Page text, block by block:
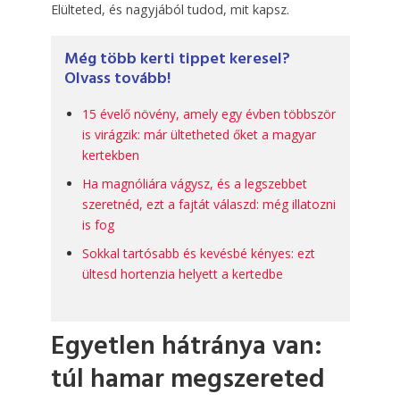
Elülteted, és nagyjából tudod, mit kapsz.
Még több kerti tippet keresel?
Olvass tovább!
15 évelő növény, amely egy évben többször
is virágzik: már ültetheted őket a magyar
kertekben
Ha magnóliára vágysz, és a legszebbet
szeretnéd, ezt a fajtát válaszd: még illatozni
is fog
Sokkal tartósabb és kevésbé kényes: ezt
ültesd hortenzia helyett a kertedbe
Egyetlen hátránya van:
túl hamar megszereted